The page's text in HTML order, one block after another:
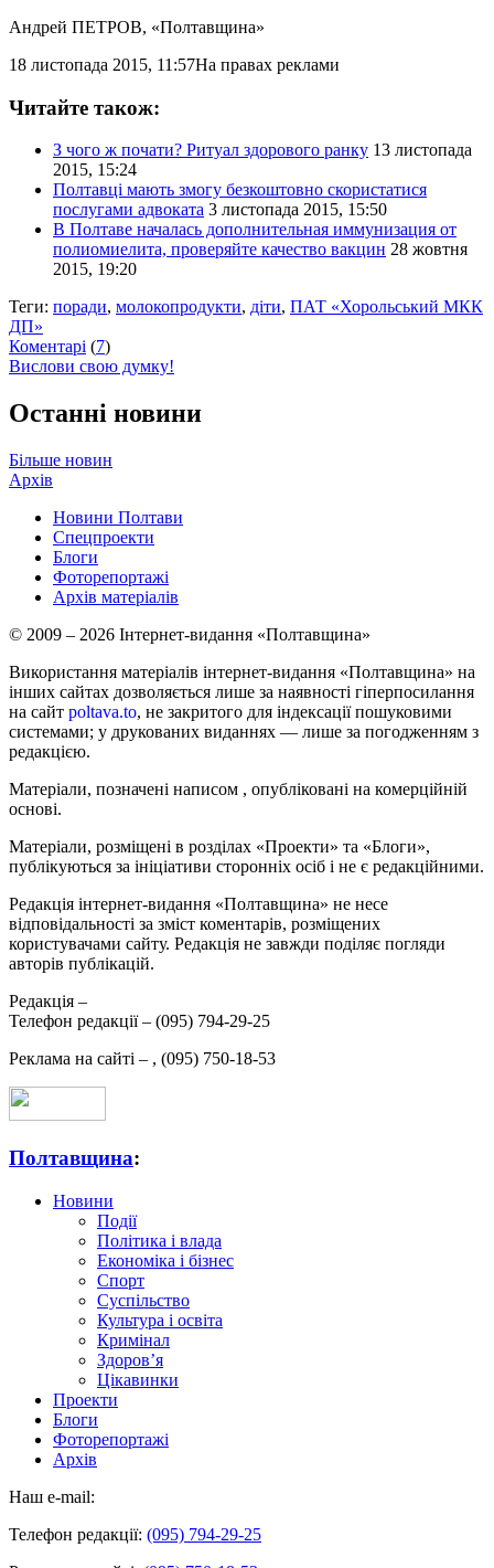
Андрей ПЕТРОВ, «Полтавщина»
18 листопада 2015, 11:57На правах реклами
Читайте також:
З чого ж почати? Ритуал здорового ранку 13 листопада
2015, 15:24
Полтавці мають змогу безкоштовно скористатися
послугами адвоката 3 листопада 2015, 15:50
В Полтаве началась дополнительная иммунизация от
полиомиелита, проверяйте качество вакцин 28 жовтня
2015, 19:20
Теги: поради, молокопродукти, діти, ПАТ «Хорольський МКК
ДП»
Коментарі (7)
Вислови свою думку!
Останні новини
Більше новин
Архів
Новини Полтави
Спецпроекти
Блоги
Фоторепортажі
Архів матеріалів
© 2009 – 2026 Інтернет-видання «Полтавщина»
Використання матеріалів інтернет-видання «Полтавщина» на
інших сайтах дозволяється лише за наявності гіперпосилання
на сайт poltava.to, не закритого для індексації пошуковими
системами; у друкованих виданнях — лише за погодженням з
редакцією.
Матеріали, позначені написом , опубліковані на комерційній
основі.
Матеріали, розміщені в розділах «Проекти» та «Блоги»,
публікуються за ініціативи сторонніх осіб і не є редакційними.
Редакція інтернет-видання «Полтавщина» не несе
відповідальності за зміст коментарів, розміщених
користувачами сайту. Редакція не завжди поділяє погляди
авторів публікацій.
Редакція –
Телефон редакції – (095) 794-29-25
Реклама на сайті – , (095) 750-18-53
Полтавщина:
Новини
Події
Політика і влада
Економіка і бізнес
Спорт
Суспільство
Культура і освіта
Кримінал
Здоров’я
Цікавинки
Проекти
Блоги
Фоторепортажі
Архів
Наш e-mail:
Телефон редакції: (095) 794-29-25